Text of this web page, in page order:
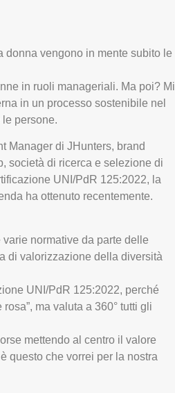
vengono in mente subito le
in ruoli manageriali. Ma poi? Mi
in un processo sostenibile nel
persone.
Manager di JHunters, brand
società di ricerca e selezione di
UNI/PdR 125:2022, la
ha ottenuto recentemente.
normative da parte delle
di valorizzazione della diversità
UNI/PdR 125:2022, perché
ma valuta a 360° tutti gli
mettendo al centro il valore
questo che vorrei per la nostra